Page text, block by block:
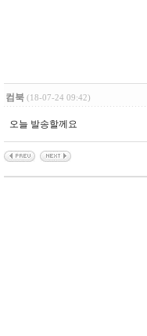
컴북 (18-07-24 09:42)
오늘 발송할께요